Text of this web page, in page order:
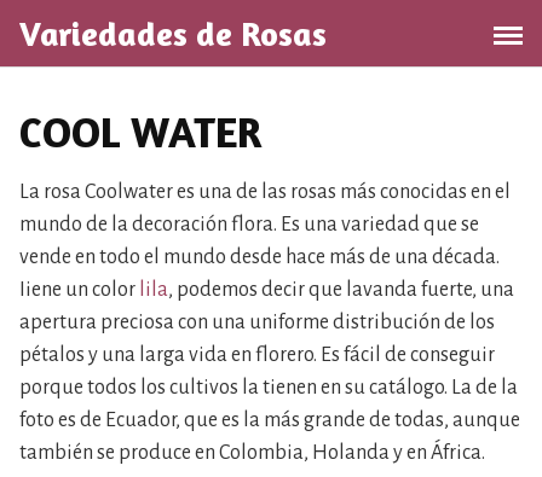
l
Variedades de Rosas
COOL WATER
La rosa Coolwater es una de las rosas más conocidas en el
mundo de la decoración flora. Es una variedad que se
vende en todo el mundo desde hace más de una década.
Iiene un color lila, podemos decir que lavanda fuerte, una
apertura preciosa con una uniforme distribución de los
pétalos y una larga vida en florero. Es fácil de conseguir
porque todos los cultivos la tienen en su catálogo. La de la
foto es de Ecuador, que es la más grande de todas, aunque
también se produce en Colombia, Holanda y en África.